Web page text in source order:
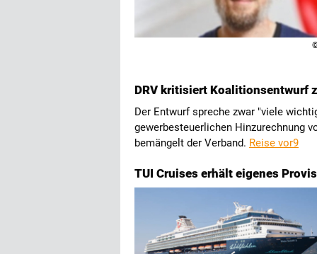
DRV kritisiert Koalitionsentwurf
Der Entwurf spreche zwar "viele
gewerbesteuerlichen Hinzurechnung
bemängelt der Verband. Reise vor9
TUI Cruises erhält eigenes